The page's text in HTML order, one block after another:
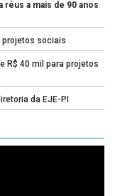
a mais de 90 anos
projetos sociais
R$ 40 mil para projetos
da EJE-PI